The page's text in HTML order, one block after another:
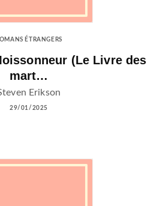
ÉTRANGERS
(Le Livre des
mart…
Erikson
29/01/2025